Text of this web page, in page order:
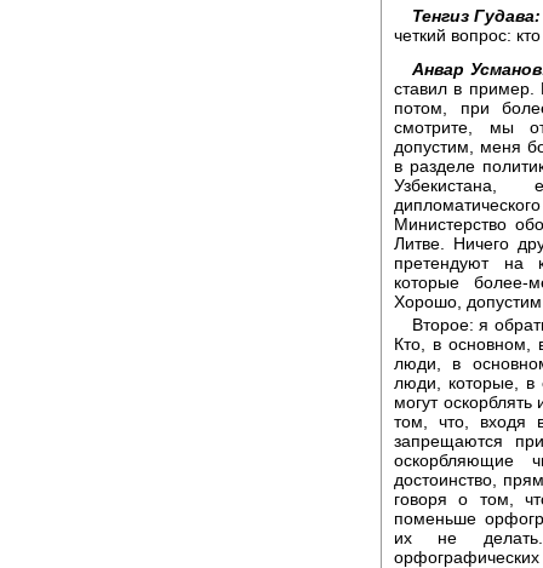
Тенгиз Гудава:
четкий вопрос:
Анвар
ставил в пример.
потом, при
смотрите, мы
допустим, меня
в разделе
Узбекистана,
Министерство
Литве. Ничего
претендуют на
которые более-
Хорошо,
Второе: я
Кто, в основном,
люди, в
люди, которые, в
могут
том, что, входя
запрещаются
оскорбляющие
достоинство,
говоря о том,
поменьше
их не